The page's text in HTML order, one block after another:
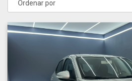
Ordenar por